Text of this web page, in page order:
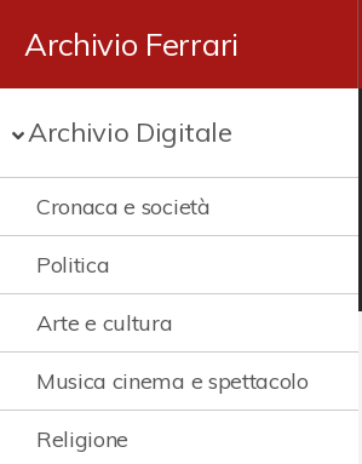
Archivio Ferrari
Archivio Digitale
Cronaca e società
Politica
Arte e cultura
Musica cinema e spettacolo
Religione